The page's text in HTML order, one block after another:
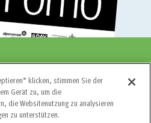
keine
mehr
klicken, stimmen Sie der
Gerät zu, um die
die Websitenutzung zu analysieren
zu unterstützen.